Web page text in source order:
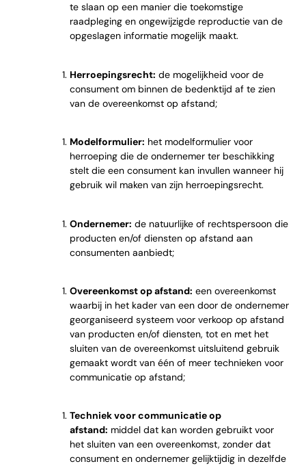
te slaan op een manier die toekomstige
raadpleging en ongewijzigde reproductie van de
opgeslagen informatie mogelijk maakt.
Herroepingsrecht: de mogelijkheid voor de
consument om binnen de bedenktijd af te zien
van de overeenkomst op afstand;
Modelformulier: het modelformulier voor
herroeping die de ondernemer ter beschikking
stelt die een consument kan invullen wanneer hij
gebruik wil maken van zijn herroepingsrecht.
Ondernemer: de natuurlijke of rechtspersoon die
producten en/of diensten op afstand aan
consumenten aanbiedt;
Overeenkomst op afstand: een overeenkomst
waarbij in het kader van een door de ondernemer
georganiseerd systeem voor verkoop op afstand
van producten en/of diensten, tot en met het
sluiten van de overeenkomst uitsluitend gebruik
gemaakt wordt van één of meer technieken voor
communicatie op afstand;
Techniek voor communicatie op
afstand: middel dat kan worden gebruikt voor
het sluiten van een overeenkomst, zonder dat
consument en ondernemer gelijktijdig in dezelfde